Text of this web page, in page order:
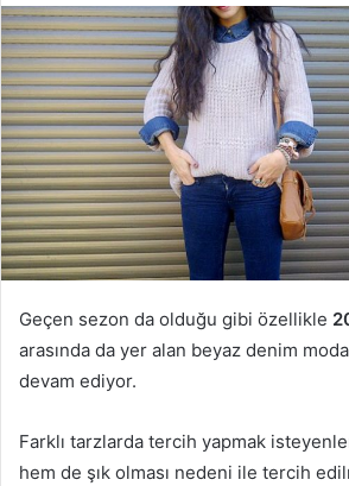
posta
göndermek
Geçen sezon da olduğu gibi özellikle
arasında da yer alan beyaz denim
devam ediyor.
Farklı tarzlarda tercih yapmak
hem de şık olması nedeni ile tercih